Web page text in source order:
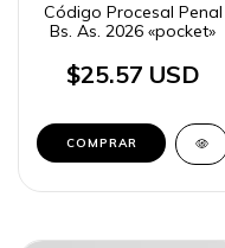
Código Procesal Penal
Bs. As. 2026 «pocket»
$25.57 USD
COMPRAR